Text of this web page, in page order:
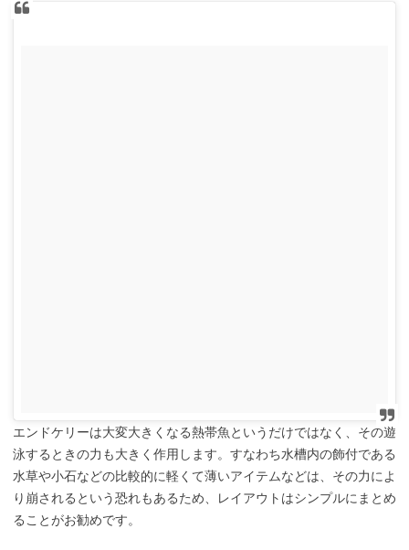
エンドケリーは大変大きくなる熱帯魚というだけではなく、その遊
泳するときの力も大きく作用します。すなわち水槽内の飾付である
水草や小石などの比較的に軽くて薄いアイテムなどは、その力によ
り崩されるという恐れもあるため、レイアウトはシンプルにまとめ
ることがお勧めです。